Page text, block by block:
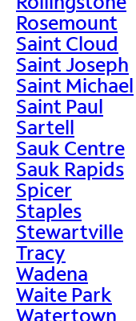
Rosemount
Saint Cloud
Saint Joseph
Saint Michael
Saint Paul
Sartell
Sauk Centre
Sauk Rapids
Spicer
Staples
Stewartville
Tracy
Wadena
Waite Park
Watertown